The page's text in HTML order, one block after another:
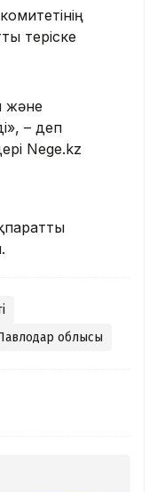
теріске
және
– деп
Nege.kz
облысы